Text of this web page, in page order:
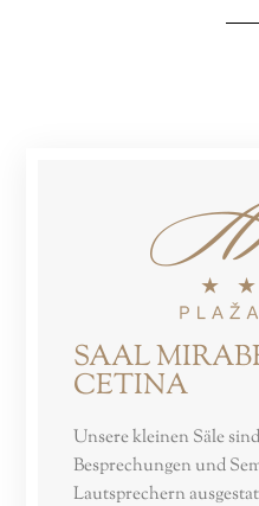
SAAL
CETINA
Unsere kleinen Säle
Besprechungen und
Lautsprechern